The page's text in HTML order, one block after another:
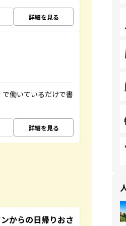
詳細を見る
働いているだけで書
詳細を見る
からの日帰りおさ